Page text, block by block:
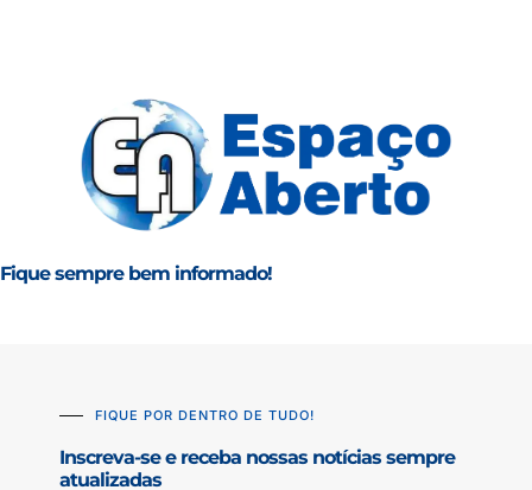
Fique sempre bem informado!
FIQUE POR DENTRO DE TUDO!
Inscreva-se e receba nossas notícias sempre
atualizadas